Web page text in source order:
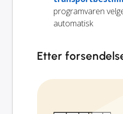
programvaren
automatisk
Etter